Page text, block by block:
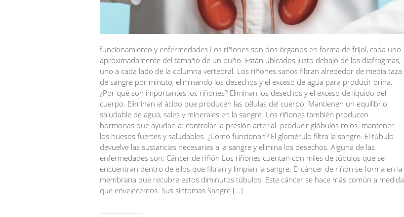
funcionamiento y enfermedades Los riñones son dos órganos en forma de frijol, cada uno
aproximadamente del tamaño de un puño. Están ubicados justo debajo de los diafragmas,
uno a cada lado de la columna vertebral. Los riñones sanos filtran alrededor de media taza
de sangre por minuto, eliminando los desechos y el exceso de agua para producir orina.
¿Por qué son importantes los riñones? Eliminan los desechos y el exceso de líquido del
cuerpo. Eliminan el ácido que producen las células del cuerpo. Mantienen un equilibrio
saludable de agua, sales y minerales en la sangre. Los riñones también producen
hormonas que ayudan a: controlar la presión arterial. producir glóbulos rojos. mantener
los huesos fuertes y saludables. ¿Cómo funcionan? El glomérulo filtra la sangre. El túbulo
devuelve las sustancias necesarias a la sangre y elimina los desechos. Alguna de las
enfermedades son: Cáncer de riñón Los riñones cuentan con miles de túbulos que se
encuentran dentro de ellos que filtran y limpian la sangre. El cáncer de riñón se forma en la
membrana que recubre estos diminutos túbulos. Este cáncer se hace más común a medida
que envejecemos. Sus síntomas Sangre […]